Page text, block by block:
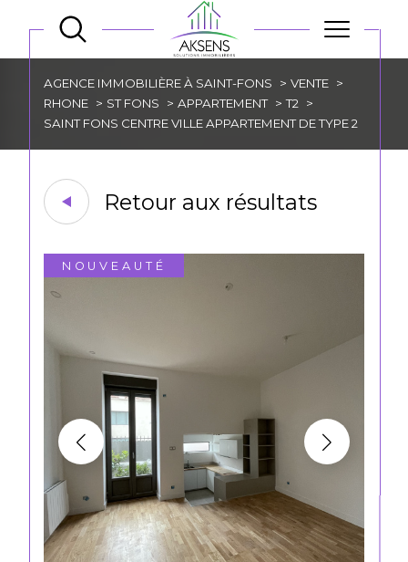
AGENCE IMMOBILIÈRE À SAINT-FONS
VENTE
RHONE
ST FONS APPARTEMENT
T2
SAINT FONS CENTRE VILLE APPARTEMENT DE TYPE 2
Retour aux résultats
NOUVEAUTÉ